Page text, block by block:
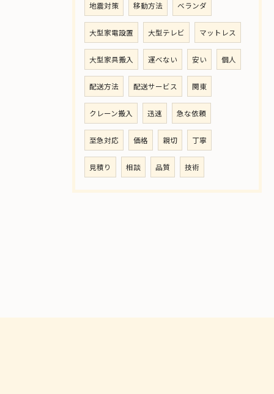
地震対策 移動方法 ベランダ
大型家電設置 大型テレビ マットレス
大型家具搬入 運べない 安い 個人
配送方法 配送サービス 関東
クレーン搬入 迅速 急な依頼
至急対応 価格 親切 丁寧
見積り 相談 品質 技術